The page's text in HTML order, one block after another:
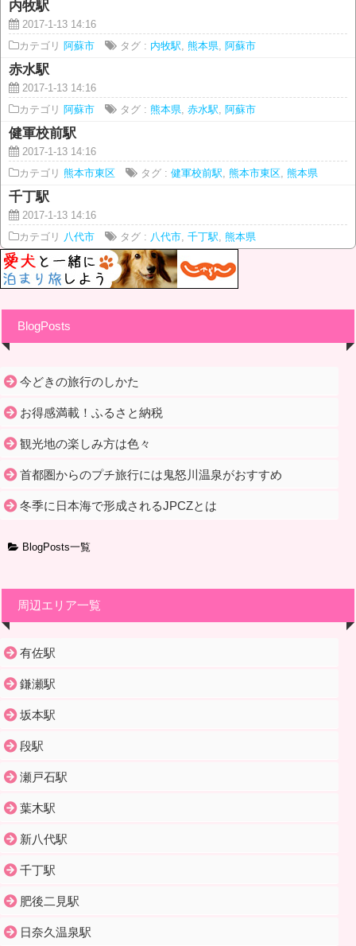
内牧駅
2017-1-13 14:16
カテゴリ
阿蘇市 タグ : 内牧駅, 熊本県, 阿蘇市
赤水駅
2017-1-13 14:16
カテゴリ
阿蘇市 タグ : 熊本県, 赤水駅, 阿蘇市
健軍校前駅
2017-1-13 14:16
カテゴリ 熊本市東区 タグ : 健軍校前駅, 熊本市東区 , 熊本県
千丁駅
2017-1-13 14:16
カテゴリ 八代市 タグ : 八代市, 千丁駅, 熊本県
BlogPosts
今どきの旅行のしかた
お得感満載！ふるさと納税
観光地の楽しみ方は色々
首都圏からのプチ旅行には鬼怒川温泉がおすすめ
冬季に日本海で形成されるJPCZとは
BlogPosts一覧
周辺エリア一覧
有佐駅
鎌瀬駅
坂本駅
段駅
瀬戸石駅
葉木駅
新八代駅
千丁駅
肥後二見駅
日奈久温泉駅